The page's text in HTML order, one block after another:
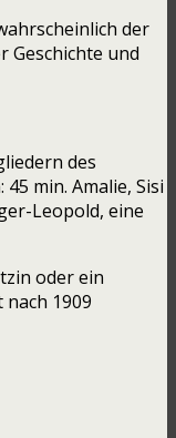
der
Geschichte und
des
min. Amalie, Sisi
Leopold, eine
oder ein
1909